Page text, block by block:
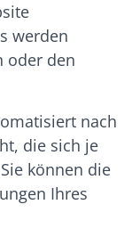
werden
oder den
nach
die sich je
können die
Ihres